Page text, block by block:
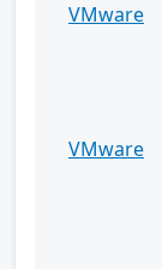
VMware
VMware